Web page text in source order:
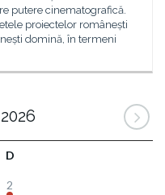
putere cinematografică.
proiectelor românești
domină, în termeni
D
2